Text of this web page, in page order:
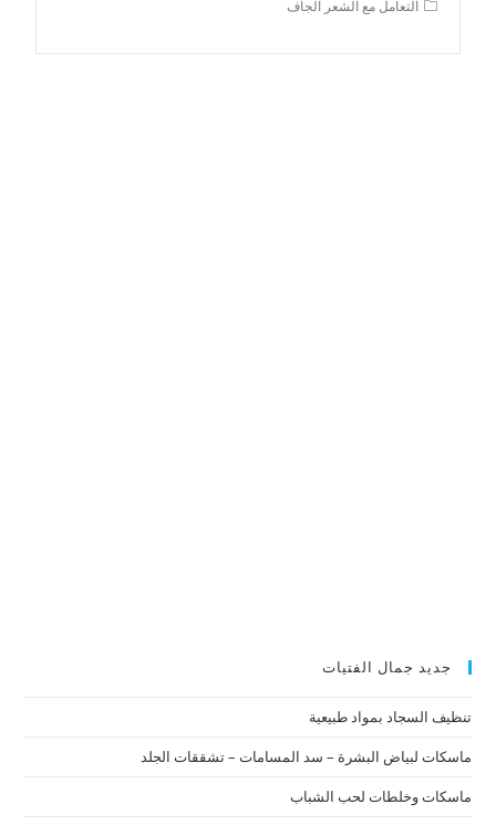
Postالتعامل مع الشعر الجاف
جديد جمال الفتيات
تنظيف السجاد بمواد طبيعية
ماسكات لبياض البشرة – سد المسامات – تشققات الجلد
ماسكات وخلطات لحب الشباب